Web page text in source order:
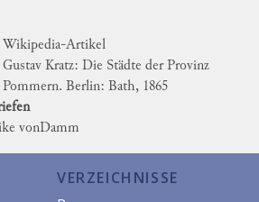
Wikipedia-Artikel
Gustav Kratz: Die Städte der Provinz
Pommern. Berlin: Bath, 1865
vonDamm
VERZEICHNISSE